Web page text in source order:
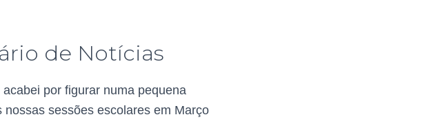
de Notícias
acabei por figurar numa pequena
sessões escolares em Março